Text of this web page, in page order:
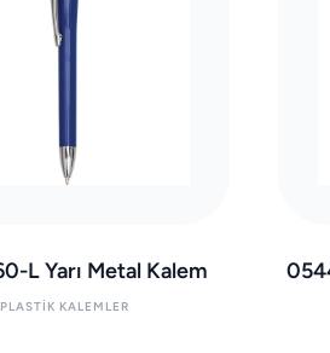
L Yarı Metal Kalem
PLASTIK KALEMLER